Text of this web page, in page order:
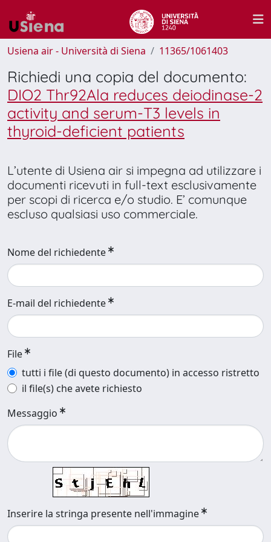
Usiena air - Università di Siena 11365/1061403
Richiedi una copia del documento:
DIO2 Thr92Ala reduces deiodinase-2
activity and serum-T3 levels in
thyroid-deficient patients
L’utente di Usiena air si impegna ad utilizzare i
documenti ricevuti in full-text esclusivamente
per scopi di ricerca e/o studio. E’ comunque
escluso qualsiasi uso commerciale.
Nome del richiedente
E-mail del richiedente
File
tutti i file (di questo documento) in accesso ristretto
il file(s) che avete richiesto
Messaggio
Inserire la stringa presente nell'immagine